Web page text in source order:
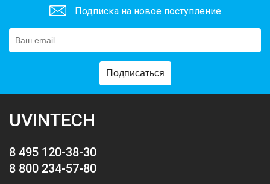
Подписка на новое поступление
Подписаться
UVINTECH
8 495 120-38-30
8 800 234-57-80